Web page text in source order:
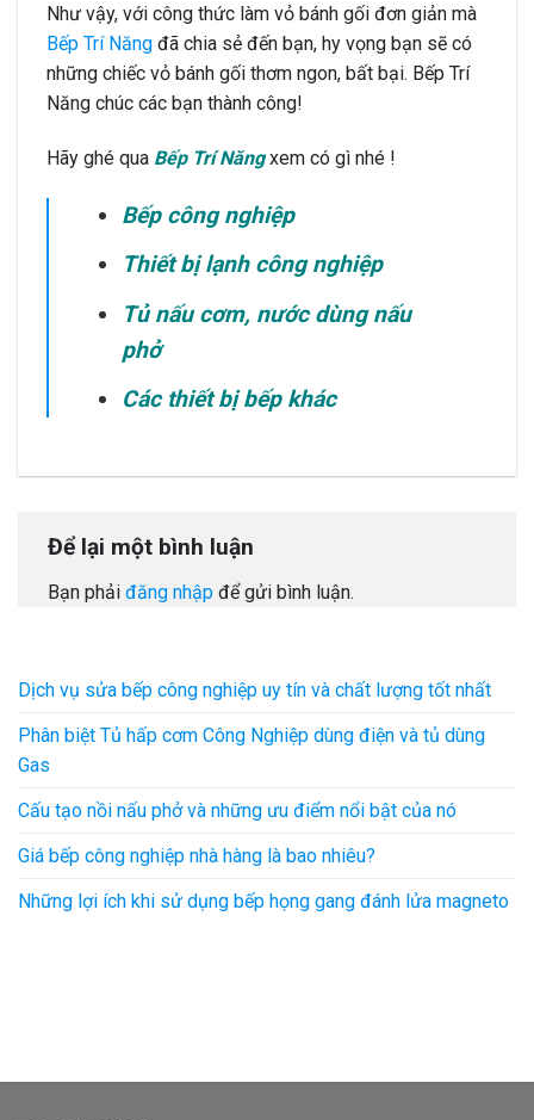
Như vậy, với công thức làm vỏ bánh gối đơn giản mà
Bếp Trí Năng đã chia sẻ đến bạn, hy vọng bạn sẽ có
những chiếc vỏ bánh gối thơm ngon, bất bại. Bếp Trí
Năng chúc các bạn thành công!
Hãy ghé qua Bếp Trí Năng xem có gì nhé !
Bếp công nghiệp
Thiết bị lạnh công nghiệp
Tủ nấu cơm, nước dùng nấu
phở
Các thiết bị bếp khác
Để lại một bình luận
Bạn phải đăng nhập để gửi bình luận.
Dịch vụ sửa bếp công nghiệp uy tín và chất lượng tốt nhất
Phân biệt Tủ hấp cơm Công Nghiệp dùng điện và tủ dùng
Gas
Cấu tạo nồi nấu phở và những ưu điểm nổi bật của nó
Giá bếp công nghiệp nhà hàng là bao nhiêu?
Những lợi ích khi sử dụng bếp họng gang đánh lửa magneto